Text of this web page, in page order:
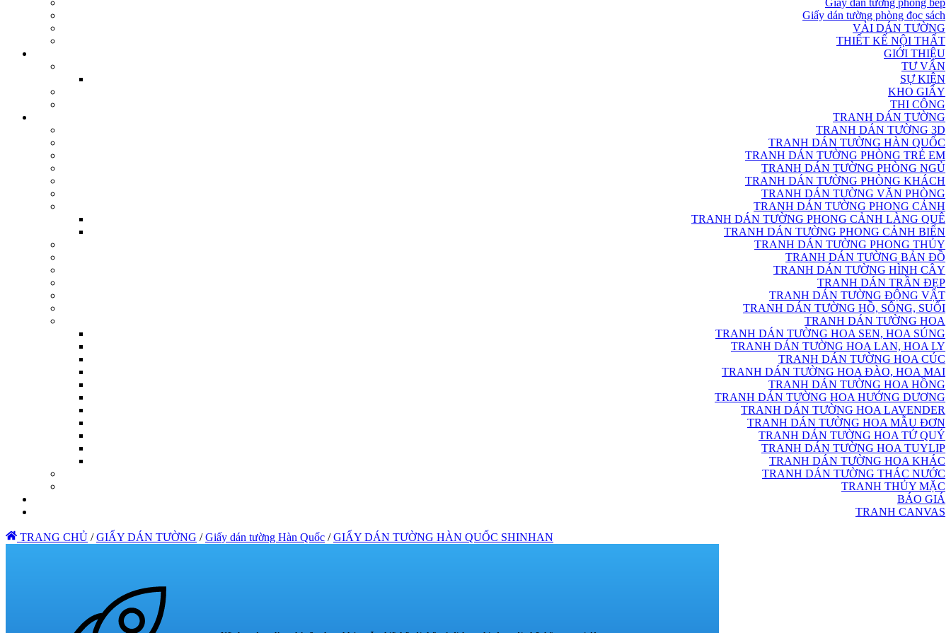
Giấy dán tường phòng bếp
Giấy dán tường phòng đọc sách
VẢI DÁN TƯỜNG
THIẾT KẾ NỘI THẤT
GIỚI THIỆU
TƯ VẤN
SỰ KIỆN
KHO GIẤY
THI CÔNG
TRANH DÁN TƯỜNG
TRANH DÁN TƯỜNG 3D
TRANH DÁN TƯỜNG HÀN QUỐC
TRANH DÁN TƯỜNG PHÒNG TRẺ EM
TRANH DÁN TƯỜNG PHÒNG NGỦ
TRANH DÁN TƯỜNG PHÒNG KHÁCH
TRANH DÁN TƯỜNG VĂN PHÒNG
TRANH DÁN TƯỜNG PHONG CẢNH
TRANH DÁN TƯỜNG PHONG CẢNH LÀNG QUÊ
TRANH DÁN TƯỜNG PHONG CẢNH BIỂN
TRANH DÁN TƯỜNG PHONG THỦY
TRANH DÁN TƯỜNG BẢN ĐỒ
TRANH DÁN TƯỜNG HÌNH CÂY
TRANH DÁN TRẦN ĐẸP
TRANH DÁN TƯỜNG ĐỘNG VẬT
TRANH DÁN TƯỜNG HỒ, SÔNG, SUỐI
TRANH DÁN TƯỜNG HOA
TRANH DÁN TƯỜNG HOA SEN, HOA SÚNG
TRANH DÁN TƯỜNG HOA LAN, HOA LY
TRANH DÁN TƯỜNG HOA CÚC
TRANH DÁN TƯỜNG HOA ĐÀO, HOA MAI
TRANH DÁN TƯỜNG HOA HỒNG
TRANH DÁN TƯỜNG HOA HƯỚNG DƯƠNG
TRANH DÁN TƯỜNG HOA LAVENDER
TRANH DÁN TƯỜNG HOA MẪU ĐƠN
TRANH DÁN TƯỜNG HOA TỨ QUÝ
TRANH DÁN TƯỜNG HOA TUYLIP
TRANH DÁN TƯỜNG HOA KHÁC
TRANH DÁN TƯỜNG THÁC NƯỚC
TRANH THỦY MẶC
BÁO GIÁ
TRANH CANVAS
TRANG CHỦ / GIẤY DÁN TƯỜNG / Giấy dán tường Hàn Quốc / GIẤY DÁN TƯỜNG HÀN QUỐC SHINHAN